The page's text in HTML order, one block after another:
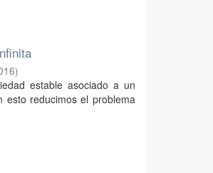
)
estable asociado a un
esto reducimos el problema